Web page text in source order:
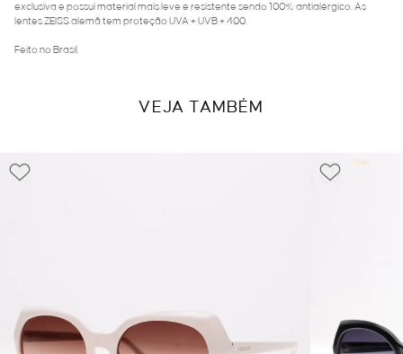
exclusiva e possui material mais leve e resistente sendo 100% antialérgico. As
lentes ZEISS alemã tem proteção UVA + UVB + 400.
Feito no Brasil.
VEJA TAMBÉM